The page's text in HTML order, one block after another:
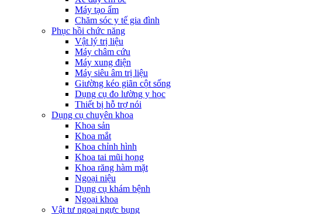
Máy tạo ẩm
Chăm sóc y tế gia đình
Phục hồi chức năng
Vật lý trị liệu
Máy châm cứu
Máy xung điện
Máy siêu âm trị liệu
Giường kéo giãn cột sống
Dụng cụ đo lường y học
Thiết bị hỗ trợ nói
Dụng cụ chuyên khoa
Khoa sản
Khoa mắt
Khoa chỉnh hình
Khoa tai mũi họng
Khoa răng hàm mặt
Ngoại niệu
Dụng cụ khám bệnh
Ngoại khoa
Vật tư ngoại ngực bụng